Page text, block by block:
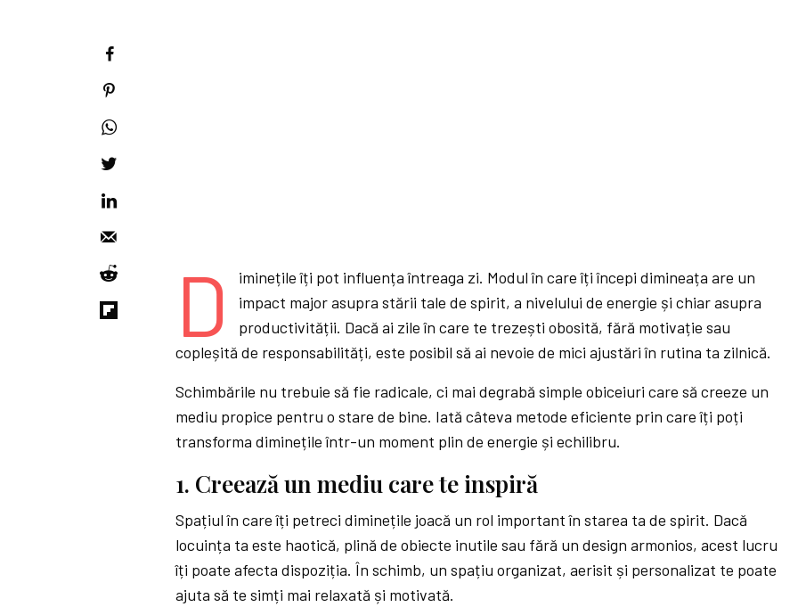
D
iminețile îți pot influența întreaga zi. Modul în care îți începi dimineața are un
impact major asupra stării tale de spirit, a nivelului de energie și chiar asupra
productivității. Dacă ai zile în care te trezești obosită, fără motivație sau
copleșită de responsabilități, este posibil să ai nevoie de mici ajustări în rutina ta zilnică.
Schimbările nu trebuie să fie radicale, ci mai degrabă simple obiceiuri care să creeze un
mediu propice pentru o stare de bine. Iată câteva metode eficiente prin care îți poți
transforma diminețile într-un moment plin de energie și echilibru.
1. Creează un mediu care te inspiră
Spațiul în care îți petreci diminețile joacă un rol important în starea ta de spirit. Dacă
locuința ta este haotică, plină de obiecte inutile sau fără un design armonios, acest lucru
îți poate afecta dispoziția. În schimb, un spațiu organizat, aerisit și personalizat te poate
ajuta să te simți mai relaxată și motivată.